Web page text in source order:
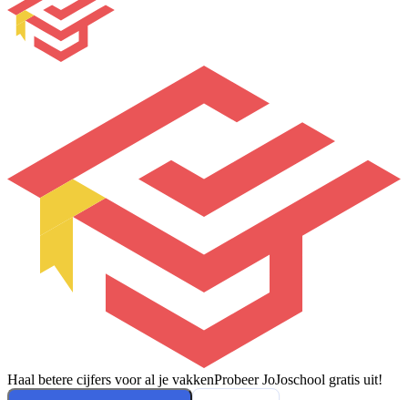
Haal betere cijfers voor al je vakkenProbeer JoJoschool gratis uit!